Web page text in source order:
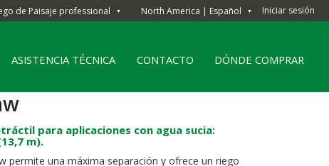
de Paisaje professional ▼ North America | Español ▼ Iniciar sesión
ASISTENCIA TÉCNICA CONTACTO DÓNDE COMPRAR
para aplicaciones con agua sucia:
m).
permite una máxima separación y ofrece un riego